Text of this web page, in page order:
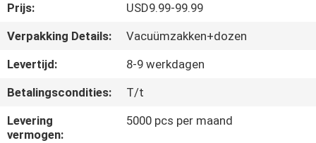
FABRIEKSTOCHT
KWALITEITSCONTROLE
NEEM
Prijs:
USD9.99-99.99
Verpakking Details:
Vacuümzakken+dozen
Levertijd:
8-9 werkdagen
Betalingscondities:
T/t
Levering
vermogen:
5000 pcs per maand